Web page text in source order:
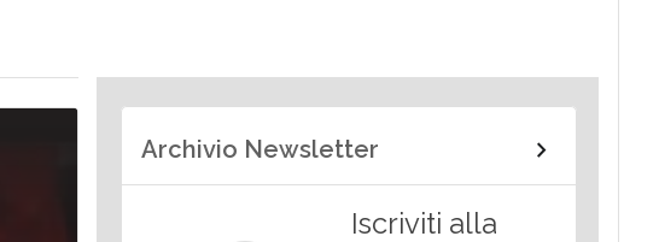
Archivio Newsletter
Iscriviti alla